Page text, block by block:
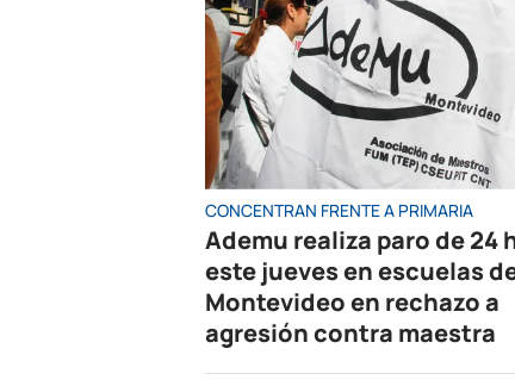
CONCENTRAN FRENTE A PRIMARIA
Ademu realiza paro de 24
este jueves en escuelas
Montevideo en rechazo a
agresión contra maestra